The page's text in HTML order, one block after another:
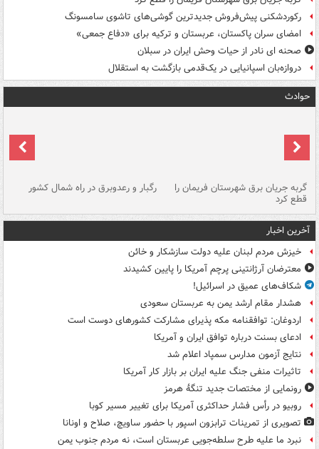
رکوردشکنی پیش‌فروش جدیدترین گوشی‌های تاشوی سامسونگ
امضای سران پاکستان، عربستان و ترکیه برای «دفاع جمعی»
صحنه ای نادر از حیات وحش ایران در سبلان
دروازه‌بان اسپانیایی در یک‌قدمی بازگشت به استقلال
حوادث
گربه جریان برق شهرستان فریمان را
قطع کرد
رگبار و رعدوبرق در راه شمال کشور
آخرین اخبار
خیزش مردم لبنان علیه دولت سازشکار و خائن
معترضان آرژانتینی پرچم آمریکا را پایین کشیدند
شکاف‌های عمیق در اسرائیل!
هشدار مقام ارشد یمن به عربستان سعودی
اردوغان: توافقنامه مکه پذیرای مشارکت کشورهای دوست است
ادعای بسنت درباره توافق ایران و آمریکا
نتایج آزمون مدارس سمپاد اعلام شد
تاثیرات منفی جنگ علیه ایران بر بازار کار آمریکا
رونمایی از مختصات جدید تنگۀ هرمز
روبیو در رأس فشار حداکثری آمریکا برای تغییر مسیر کوبا
تصویری از تمرینات ترابزون اسپور با حضور ساویچ، صلاح و اونانا
نبرد ما علیه طرح سلطه‌جویی عربستان است، نه مردم جنوب یمن